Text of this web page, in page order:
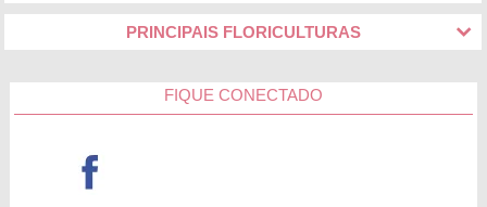
PRINCIPAIS FLORICULTURAS
FIQUE CONECTADO